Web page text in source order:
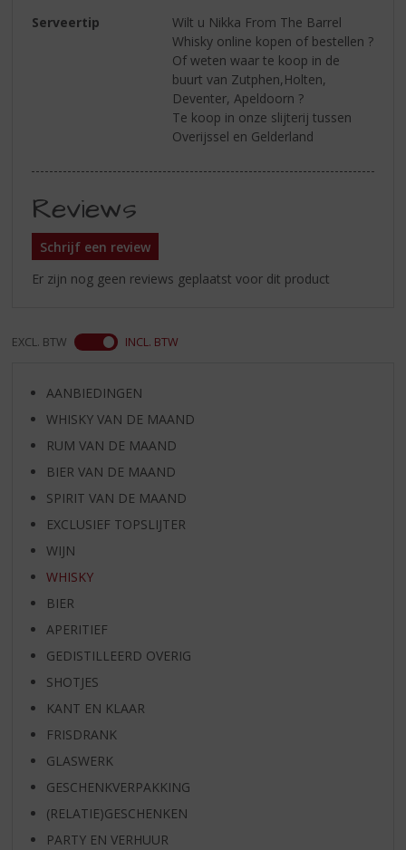
Serveertip
Wilt u Nikka From The Barrel
Whisky online kopen of bestellen ?
Of weten waar te koop in de
buurt van Zutphen,Holten,
Deventer, Apeldoorn ?
Te koop in onze slijterij tussen
Overijssel en Gelderland
Reviews
Schrijf een review
Er zijn nog geen reviews geplaatst voor dit product
EXCL. BTW INCL. BTW
AANBIEDINGEN
WHISKY VAN DE MAAND
RUM VAN DE MAAND
BIER VAN DE MAAND
SPIRIT VAN DE MAAND
EXCLUSIEF TOPSLIJTER
WIJN
WHISKY
BIER
APERITIEF
GEDISTILLEERD OVERIG
SHOTJES
KANT EN KLAAR
FRISDRANK
GLASWERK
GESCHENKVERPAKKING
(RELATIE)GESCHENKEN
PARTY EN VERHUUR